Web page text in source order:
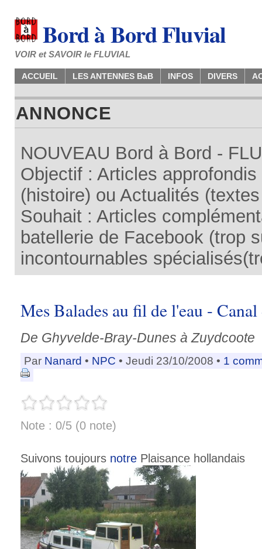
Bord à Bord Fluvial
VOIR et SAVOIR le FLUVIAL
ACCUEIL LES ANTENNES BaB INFOS DIVERS
ANNONCE
NOUVEAU Bord à Bord -
Objectif : Articles
(histoire) ou Actualités
Souhait : Articles
batellerie de Facebook (trop
incontournables
Mes Balades au fil de l'eau -
De Ghyvelde-Bray-Dunes à Zuydcoote
Par Nanard • NPC • Jeudi 23/10/2008 • 1
Note : 0/5 (0 note)
Suivons toujours notre Plaisance hollandais